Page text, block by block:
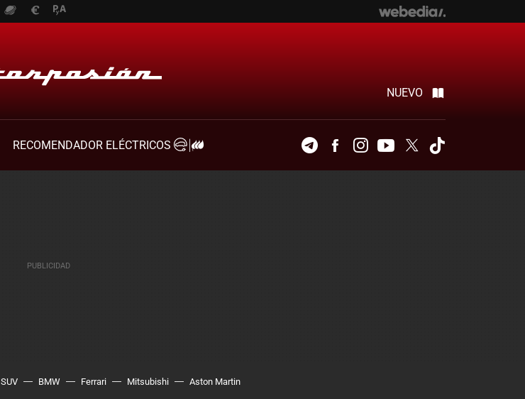
NUEVO
RECOMENDADOR ELÉCTRICOS
TelegramFacebookInstagramYoutubeTwitter
SUV BMW Ferrari Mitsubishi Aston Martin